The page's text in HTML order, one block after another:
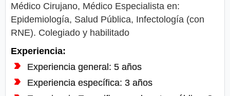
Médico Cirujano, Médico Especialista en:
Epidemiología, Salud Pública, Infectología (con
RNE). Colegiado y habilitado
Experiencia:
Experiencia general: 5 años
Experiencia específica: 3 años